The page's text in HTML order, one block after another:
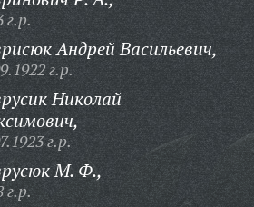
г.р.
Андрей Васильевич,
г.р.
Николай
г.р.
М. Ф.,
г.р.